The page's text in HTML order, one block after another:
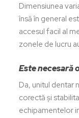
Dimensiunea
însă în general
accesul facil al
zonele de lucru
Este necesară
Da, unitul dentar
corectă și
echipamentelor